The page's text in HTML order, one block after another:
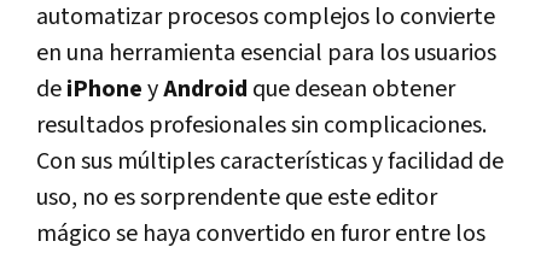
automatizar procesos complejos lo convierte
en una herramienta esencial para los usuarios
deiPhoneyAndroid que desean obtener
resultados profesionales sin complicaciones.
Con sus múltiples características y facilidad de
uso, no es sorprendente que este editor
mágico se haya convertido en furor entre los